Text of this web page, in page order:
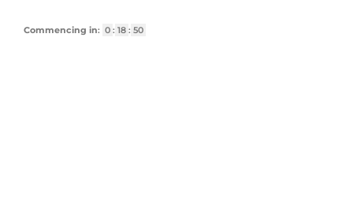
Commencing in: 0 : 18 : 49